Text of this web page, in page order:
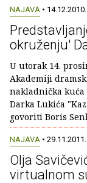
NAJAVA • 14.12.2010.
okruženju'
U utorak 14.
Akademiji
nakladnička
Darka Lukića
govoriti Boris
NAJAVA • 29.11.2011.
Olja
virtualnom